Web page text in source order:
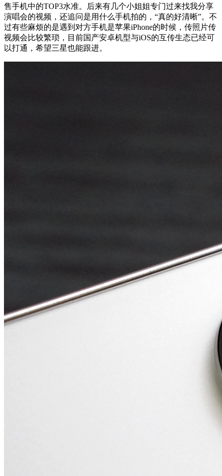
售手机中的TOP3水准。后来有几个小姐姐专门过来找我分享
演唱会的视频，还追问是用什么手机拍的，“真的好清晰”。不
过有些麻烦的是遇到对方手机是苹果iPhone的时候，传照片传
视频会比较繁琐，目前国产安卓机型与iOS的互传生态已经可
以打通，希望三星也能跟进。